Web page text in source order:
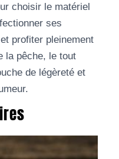
choisir le matériel
ses
profiter pleinement
la pêche, le tout
de légèreté et